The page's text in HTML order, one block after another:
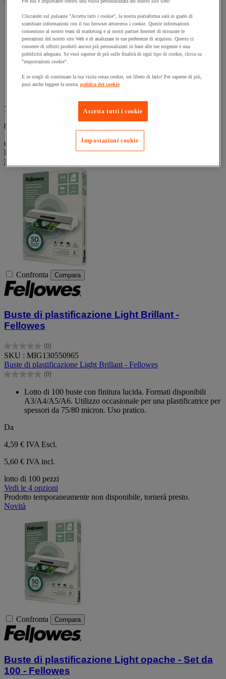
stelle.
stelle.
Perforilegatrice elettrica, per un utilizzo senza sforzi.
Finitura a dorsi metallici per un risultato professionale di
qualità.
Punzoni selezionabili per rilegare documenti in formato A4 e
A5.
Controllo di chiusura preselezionabile per chiudere
agevolmente i dorsi.
Ampio cassetto portaoggetti frontale per dorsi e selettore
735,00 €
896,70 € IVA incl.
unità
Prodotto temporaneamente non disponibile, tornerà presto.
Novità
Confronta Compara
Buste di plastificazione Light Brillant -
Fellowes
(0)
0.0
su
5
stelle.
SKU : MIG130550965
Buste di plastificazione Light Brillant - Fellowes
(0)
0.0
Lotto di 100 buste con finitura lucida. Formati disponibili
A3/A4/A5/A6. Utilizzo occasionale per una plastificatrice per
spessori da 75/80 micron. Uso pratico.
Da
4,59 € IVA Escl.
5,60 € IVA incl.
lotto di 100 pezzi
Vedi le 4 opzioni
Prodotto temporaneamente non disponibile, tornerà presto.
Novità
Confronta Compara
Buste di plastificazione Light opache - Set da
100 - Fellowes
Cliccando sul pulsante "Accetta tutti i cookie", la nostra piattaforma sarà in grado di
scambiare informazioni con il tuo browser attraverso i cookie. Queste informazioni
consentono al nostro team di marketing e ai nostri partner Internet di misurare le
prestazioni del nostro sito Web e di analizzare le tue preferenze di acquisto. Questo ci
consente di offrirti prodotti ancora più personalizzati in base alle tue esigenze e una
pubblicità adeguata. Se vuoi saperne di più sulle finalità di ogni tipo di cookie, clicca su
"impostazioni cookie".
E se scegli di continuare la tua visita senza cookie, sei libero di farlo! Per saperne di più,
puoi anche leggere la nostra politica dei cookie
Accetta tutti i cookie
Impostazioni cookie